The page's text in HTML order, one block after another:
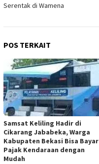
Serentak di Wamena
POS TERKAIT
Samsat Keliling Hadir di
Cikarang Jababeka, Warga
Kabupaten Bekasi Bisa Bayar
Pajak Kendaraan dengan
Mudah